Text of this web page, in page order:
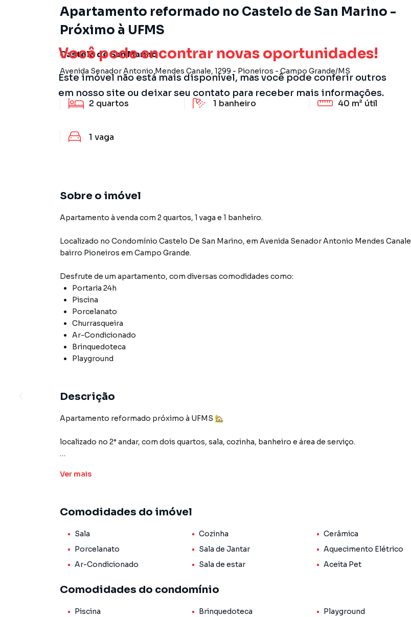
Você pode encontrar novas oportunidades!
Este imóvel não está mais disponível, mas você pode conferir outros
em nosso site ou deixar seu contato para receber mais informações.
Apartamento reformado no Castelo de San Marino -
Próximo à UFMS
Castelo de San Marino
Avenida Senador Antonio Mendes Canale, 1299 - Pioneiros - Campo Grande/MS
2 quartos 1 banheiro 40 m² útil
1 vaga
Sobre o imóvel
Apartamento à venda com 2 quartos, 1 vaga e 1 banheiro.
Localizado no Condomínio Castelo De San Marino, em Avenida Senador Antonio Mendes Canale
bairro Pioneiros em Campo Grande.
Desfrute de um apartamento, com diversas comodidades como:
Portaria 24h
Piscina
Porcelanato
Churrasqueira
Ar-Condicionado
Brinquedoteca
Playground
Descrição
Apartamento reformado próximo à UFMS 🏡
localizado no 2° andar, com dois quartos, sala, cozinha, banheiro e área de serviço.
o que procurava ou deseja mais informações sobre Apartamento em Campo Grande? Entre em
contato com nossa equipe pelo telefone (67) 3025-4411.
terrenos, lojas e barracões para venda ou locação, além de empreendimentos em construção ou
lançamentos na planta em Pioneiros e em outras regiões de Campo Grande. Aqui você encontra
milhares de ofertas para encontrar o imóvel que mais combina com seu estilo de vida.
Ver mais
Comodidades do imóvel
Sala Cozinha
Cerâmica
Porcelanato
Sala de Jantar
Aquecimento Elétrico
Ar-Condicionado
Sala de estar Aceita Pet
Comodidades do condomínio
Piscina Brinquedoteca
Playground